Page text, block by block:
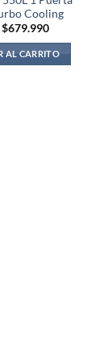
Cooling
El
original
era:
$786.990.
$679.990El
actual
es:
$679.990.
AL CARRITO